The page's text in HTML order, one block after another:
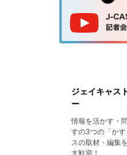
ジェイキャス
ー
情報を活かす・
すの3つの「か
スの取材・編集
大歓迎！